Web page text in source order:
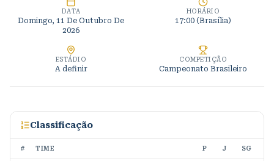
DATA
Domingo, 11 De Outubro De
2026
HORÁRIO
17:00 (Brasília)
ESTÁDIO
A definir
COMPETIÇÃO
Campeonato Brasileiro
Classificação
# TIME P J SG